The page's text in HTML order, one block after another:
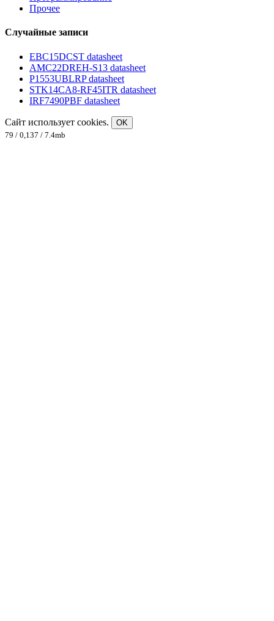
Прочее
Случайные записи
EBC15DCST datasheet
AMC22DREH-S13 datasheet
P1553UBLRP datasheet
STK14CA8-RF45ITR datasheet
IRF7490PBF datasheet
Сайт использует cookies.
OK
79 / 0,137 / 7.4mb